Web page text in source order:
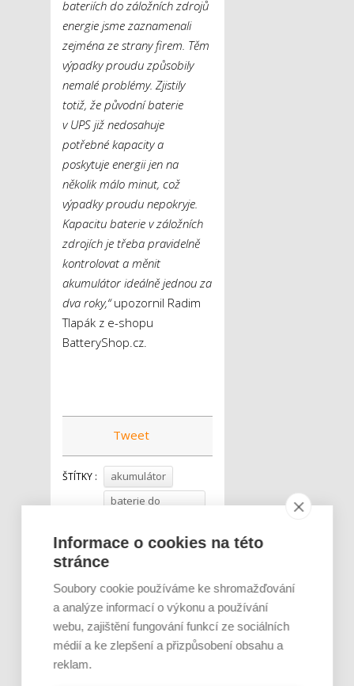
bateriích do záložních zdrojů
energie jsme zaznamenali
zejména ze strany firem. Těm
výpadky proudu způsobily
nemalé problémy. Zjistily
totiž, že původní baterie
v UPS již nedosahuje
potřebné kapacity a
poskytuje energii jen na
několik málo minut, což
výpadky proudu nepokryje.
Kapacitu baterie v záložních
zdrojích je třeba pravidelně
kontrolovat a měnit
akumulátor ideálně jednou za
dva roky,“upozornil Radim
Tlapák z e-shopu
BatteryShop.cz.
Tweet
ŠTÍTKY :
akumulátor
baterie do
baterie do mobilů
dokumenty z
dovolené
dovolená
Informace o cookies na této
stránce
Soubory cookie používáme ke shromažďování
a analýze informací o výkonu a používání
webu, zajištění fungování funkcí ze sociálních
médií a ke zlepšení a přizpůsobení obsahu a
reklam.